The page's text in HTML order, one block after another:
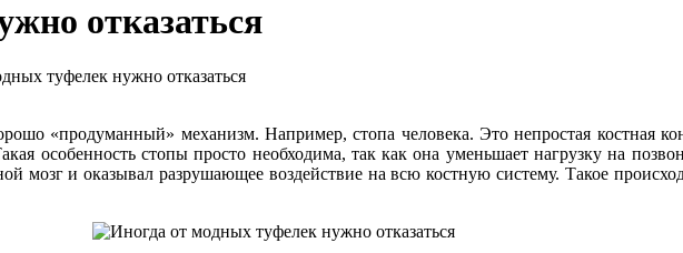
отказаться
туфелек нужно отказаться
«продуманный» механизм. Например, стопа человека. Это непростая костная
особенность стопы просто необходима, так как она уменьшает нагрузку на
мозг и оказывал разрушающее воздействие на всю костную систему. Такое